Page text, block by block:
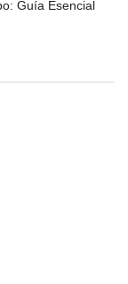
Guía Esencial